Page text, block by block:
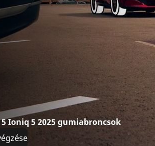
Ioniq 5 2025 gumiabroncsok